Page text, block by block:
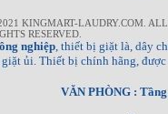
KINGMART-LAUDRY.COM. ALL
RESERVED.
nghiệp , thiết bị giặt là, dây
ủi. Thiết bị chính hãng,
VĂN PHÒNG :